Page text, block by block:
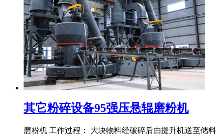
其它粉碎设备95强压悬辊磨粉机
磨粉机 工作过程： 大块物料经破碎后由提升机送至储料